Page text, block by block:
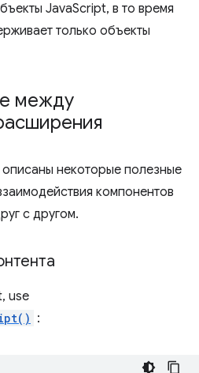
JavaScript, в то время
только объекты
между
некоторые полезные
компонентов
с другом.
use
: